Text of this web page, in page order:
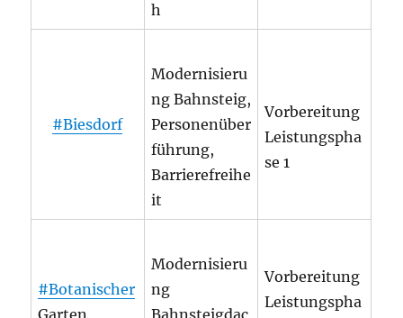
h
#Biesdorf
Modernisieru
ng Bahnsteig,
Personenüber
führung,
Barrierefreihe
it
Vorbereitung
Leistungspha
se 1
#Botanischer
Garten
Modernisieru
ng
Bahnsteigdac
Vorbereitung
Leistungspha